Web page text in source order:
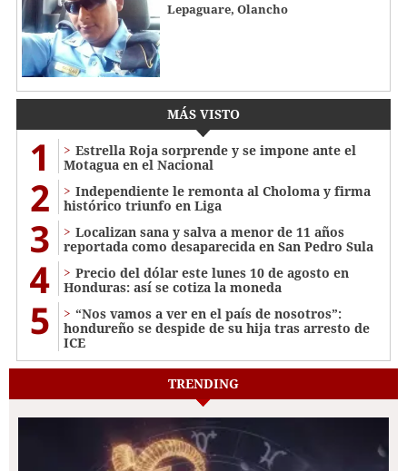
Lepaguare, Olancho
MÁS VISTO
1
Estrella Roja sorprende y se impone ante el
Motagua en el Nacional
2
Independiente le remonta al Choloma y firma
histórico triunfo en Liga
3
Localizan sana y salva a menor de 11 años
reportada como desaparecida en San Pedro Sula
4
Precio del dólar este lunes 10 de agosto en
Honduras: así se cotiza la moneda
5
“Nos vamos a ver en el país de nosotros”:
hondureño se despide de su hija tras arresto de
ICE
TRENDING